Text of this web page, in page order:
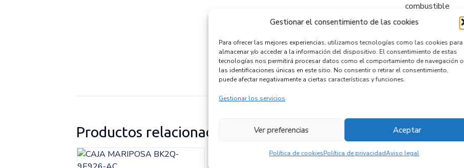
Gestionar el consentimiento de las cookies
Para ofrecer las mejores experiencias, utilizamos tecnologías como las cookies para
almacenar y/o acceder a la información del dispositivo. El consentimiento de estas
tecnologías nos permitirá procesar datos como el comportamiento de navegación o
las identificaciones únicas en este sitio. No consentir o retirar el consentimiento,
puede afectar negativamente a ciertas características y funciones.
Gestionar los servicios
Aceptar
Ver preferencias
Política de cookiesPolítica de privacidadAviso legal
combustible
Código motor
Código cambio
Productos relacionados